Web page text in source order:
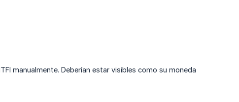
manualmente. Deberían estar visibles como su moneda